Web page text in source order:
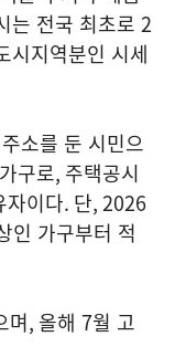
는 전국 최초로 2
시지역분인 시세
소를 둔 시민으
구로, 주택공시
자이다. 단, 2026
인 가구부터 적
며, 올해 7월 고